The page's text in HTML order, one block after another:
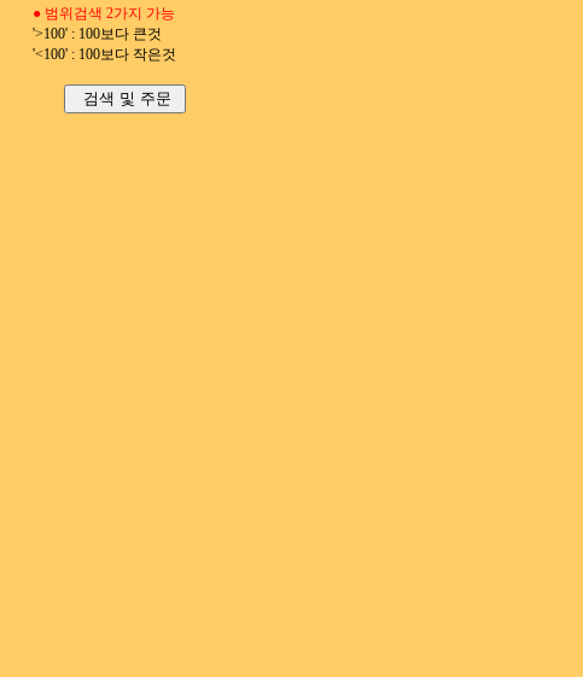
● 범위검색 2가지 가능
'>100' : 100보다 큰것
'<100' : 100보다 작은것